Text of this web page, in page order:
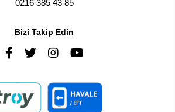
0216 385 43 85
Bizi Takip Edin